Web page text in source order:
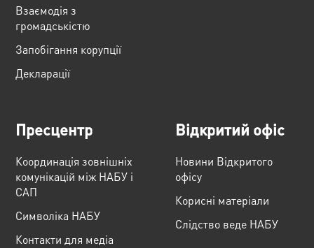
Взаємодія з
громадськістю
Запобігання корупції
Декларації
Пресцентр
Координація зовнішніх
комунікацій між НАБУ і
САП
Cимволіка НАБУ
Контакти для медіа
Відкритий офіс
Новини Відкритого
офісу
Корисні матеріали
Слідство веде НАБУ